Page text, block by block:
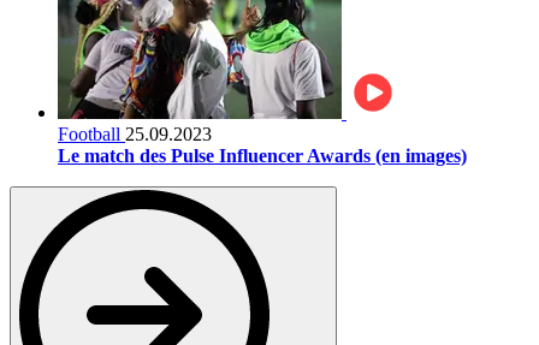
Football 25.09.2023
Le match des Pulse Influencer Awards (en images)